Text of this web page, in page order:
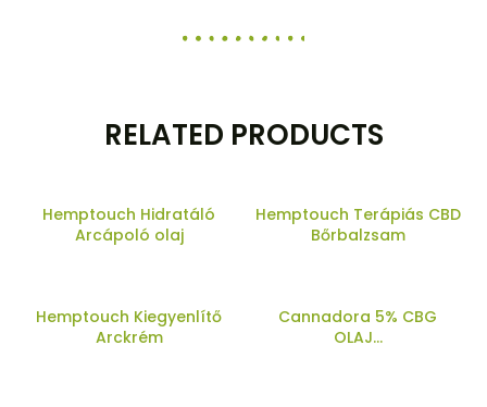
RELATED PRODUCTS
Hemptouch Hidratáló
Arcápoló olaj
Hemptouch Terápiás CBD
Bőrbalzsam
Hemptouch Kiegyenlítő
Arckrém
Cannadora 5% CBG
OLAJ...